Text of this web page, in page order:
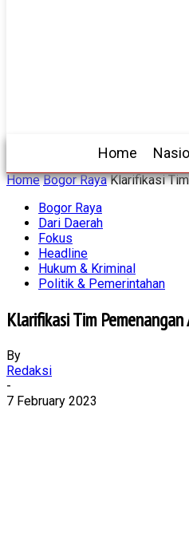
Home
Home Bogor Raya Klarifikasi Tim
Bogor Raya
Dari Daerah
Fokus
Headline
Hukum & Kriminal
Politik & Pemerintahan
Klarifikasi Tim
By
Redaksi
-
7 February 2023